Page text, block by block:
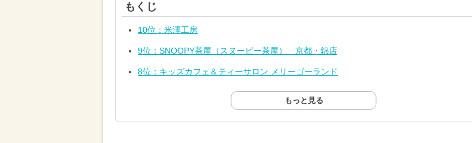
もくじ
10位：米澤工房
9位：SNOOPY茶屋（スヌーピー茶屋） 京都・錦店
8位：キッズカフェ＆ティーサロン メリーゴーランド
もっと見る